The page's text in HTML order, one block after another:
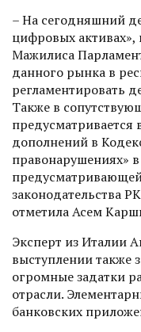
– На сегодняшний
цифровых
Мажилиса
данного рынка в
регламентировать
Также в
предусматривается
дополнений в
правонарушениях»
предусматривающей
законодательства
отметила Асем
Эксперт из Италии
выступлении также
огромные задатки
отрасли.
банковских